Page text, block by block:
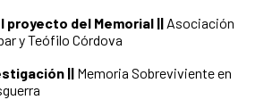
proyecto del Memorial || Asociación
y Teófilo Córdova
|| Memoria Sobreviviente en